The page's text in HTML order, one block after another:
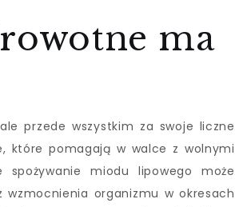
ma
przede wszystkim za swoje liczne
które pomagają w walce z wolnymi
spożywanie miodu lipowego może
organizmu w okresach